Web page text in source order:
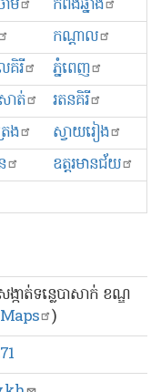
ម
កំពង់ឆ្នាំង
កណ្ដាល
គិរី
ភ្នំពេញ
ាត់
រតនគិរី
ែង
ស្វាយរៀង
ឧត្ដរមានជ័យ
កាត់ទន្លេបាសាក់ ខណ្ឌ
)